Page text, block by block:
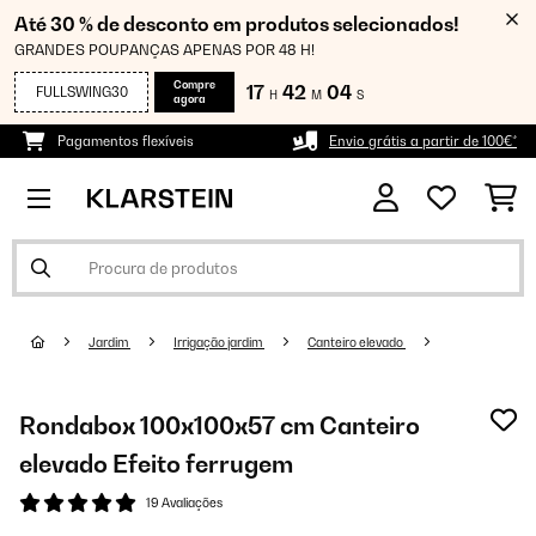
Até 30 % de desconto em produtos selecionados!
GRANDES POUPANÇAS APENAS POR 48 H!
FULLSWING30
Compre
agora
17 H 42 M 03 S
Pagamentos flexíveis Envio grátis a partir de 100€*
Jardim Irrigação jardim Canteiro elevado
Rondabox 100x100x57 cm Canteiro
elevado Efeito ferrugem
19 Avaliações